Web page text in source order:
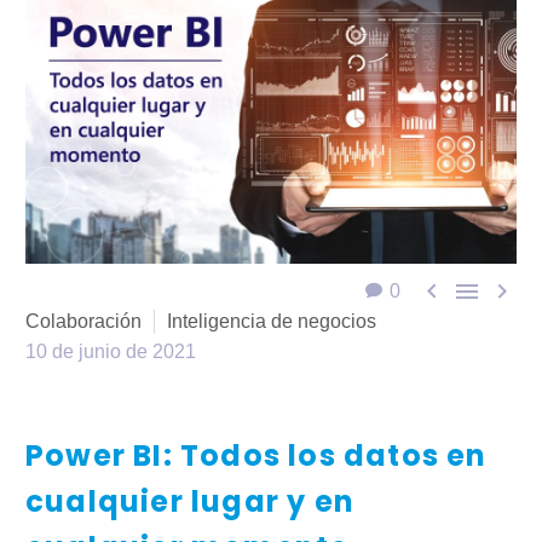
0   
Colaboración
Inteligencia de negocios
10 de junio de 2021
Power BI: Todos los datos en
cualquier lugar y en